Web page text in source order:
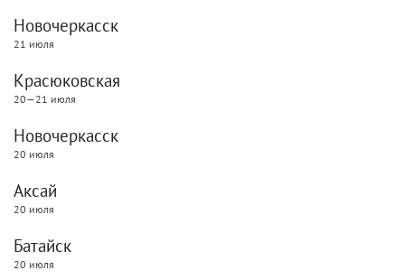
Новочеркасск
21 июля
Красюковская
20—21 июля
Новочеркасск
20 июля
Аксай
20 июля
Батайск
20 июля